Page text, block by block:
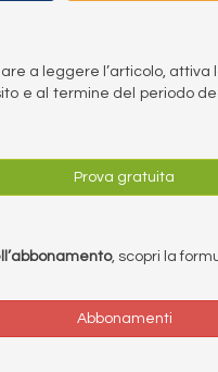
a leggere l’articolo, attiva
e al termine del periodo
Prova gratuita
, scopri la
Abbonamenti